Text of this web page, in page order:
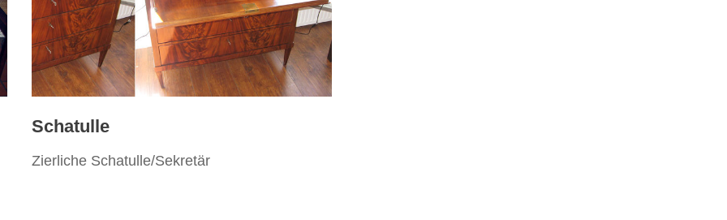
Schatulle
Zierliche Schatulle/Sekretär